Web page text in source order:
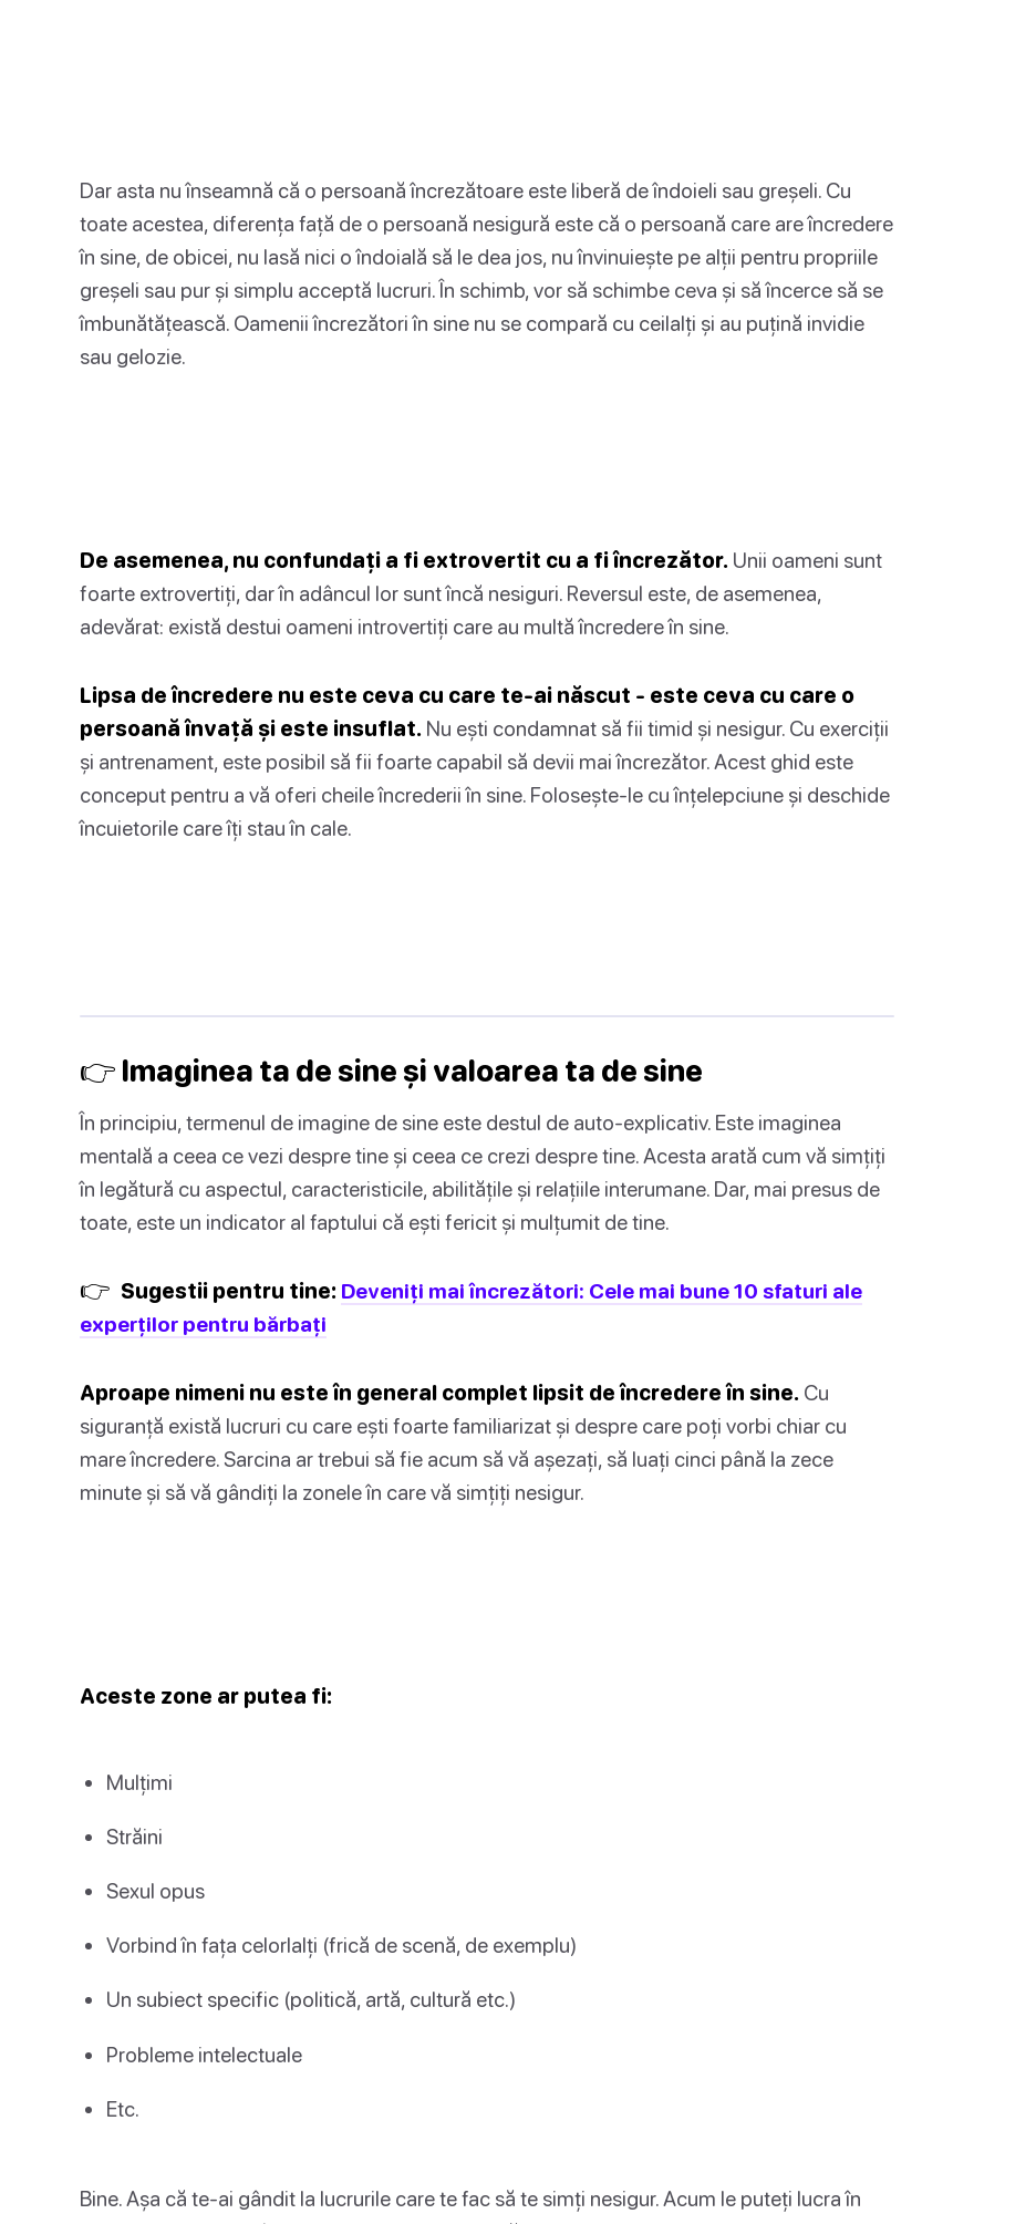
Dar asta nu înseamnă că o persoană încrezătoare este liberă de îndoieli sau greșeli. Cu
toate acestea, diferența față de o persoană nesigură este că o persoană care are încredere
în sine, de obicei, nu lasă nici o îndoială să le dea jos, nu învinuiește pe alții pentru propriile
greșeli sau pur și simplu acceptă lucruri. În schimb, vor să schimbe ceva și să încerce să se
îmbunătățească. Oamenii încrezători în sine nu se compară cu ceilalți și au puțină invidie
sau gelozie.
De asemenea, nu confundați a fi extrovertit cu a fi încrezător. Unii oameni sunt
foarte extrovertiți, dar în adâncul lor sunt încă nesiguri. Reversul este, de asemenea,
adevărat: există destui oameni introvertiți care au multă încredere în sine.
Lipsa de încredere nu este ceva cu care te-ai născut - este ceva cu care o
persoană învață și este insuflat. Nu ești condamnat să fii timid și nesigur. Cu exerciții
și antrenament, este posibil să fii foarte capabil să devii mai încrezător. Acest ghid este
conceput pentru a vă oferi cheile încrederii în sine. Folosește-le cu înțelepciune și deschide
încuietorile care îți stau în cale.
👉 Imaginea ta de sine și valoarea ta de sine
În principiu, termenul de imagine de sine este destul de auto-explicativ. Este imaginea
mentală a ceea ce vezi despre tine și ceea ce crezi despre tine. Acesta arată cum vă simțiți
în legătură cu aspectul, caracteristicile, abilitățile și relațiile interumane. Dar, mai presus de
toate, este un indicator al faptului că ești fericit și mulțumit de tine.
👉 Sugestii pentru tine: Deveniți mai încrezători: Cele mai bune 10 sfaturi ale
experților pentru bărbați
Aproape nimeni nu este în general complet lipsit de încredere în sine. Cu
siguranță există lucruri cu care ești foarte familiarizat și despre care poți vorbi chiar cu
mare încredere. Sarcina ar trebui să fie acum să vă așezați, să luați cinci până la zece
minute și să vă gândiți la zonele în care vă simțiți nesigur.
Aceste zone ar putea fi:
Mulțimi
Străini
Sexul opus
Vorbind în fața celorlalți (frică de scenă, de exemplu)
Un subiect specific (politică, artă, cultură etc.)
Probleme intelectuale
Etc.
Bine. Așa că te-ai gândit la lucrurile care te fac să te simți nesigur. Acum le puteți lucra în